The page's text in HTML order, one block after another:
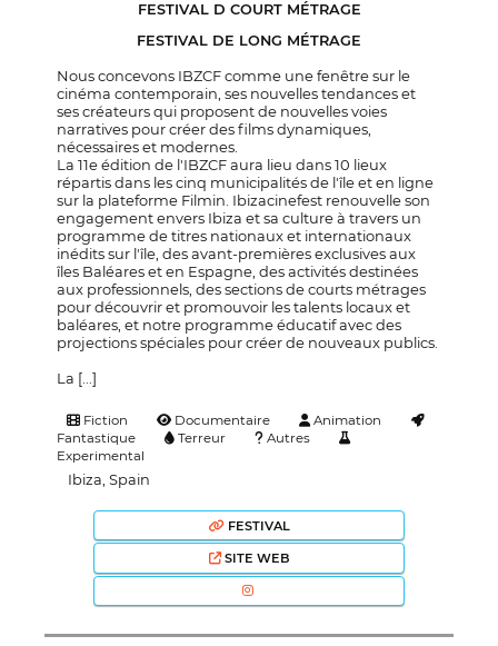
FESTIVAL D COURT MÉTRAGE
FESTIVAL DE LONG MÉTRAGE
Nous concevons IBZCF comme une fenêtre sur le
cinéma contemporain, ses nouvelles tendances et
ses créateurs qui proposent de nouvelles voies
narratives pour créer des films dynamiques,
nécessaires et modernes.
La 11e édition de l'IBZCF aura lieu dans 10 lieux
répartis dans les cinq municipalités de l'île et en ligne
sur la plateforme Filmin. Ibizacinefest renouvelle son
engagement envers Ibiza et sa culture à travers un
programme de titres nationaux et internationaux
inédits sur l'île, des avant-premières exclusives aux
îles Baléares et en Espagne, des activités destinées
aux professionnels, des sections de courts métrages
pour découvrir et promouvoir les talents locaux et
baléares, et notre programme éducatif avec des
projections spéciales pour créer de nouveaux publics.
La [...]
Fiction Documentaire
Animation
Fantastique
Terreur
Autres
Experimental
Ibiza, Spain
FESTIVAL
SITE WEB